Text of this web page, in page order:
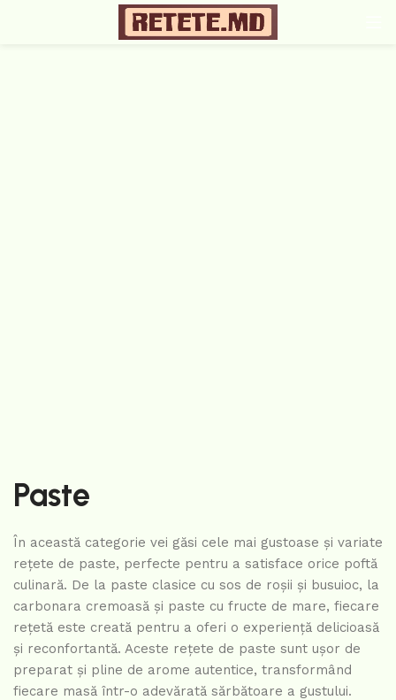
Paste
În această categorie vei găsi cele mai gustoase și variate
rețete de paste, perfecte pentru a satisface orice poftă
culinară. De la paste clasice cu sos de roșii și busuioc, la
carbonara cremoasă și paste cu fructe de mare, fiecare
rețetă este creată pentru a oferi o experiență delicioasă
și reconfortantă. Aceste rețete de paste sunt ușor de
preparat și pline de arome autentice, transformând
fiecare masă într-o adevărată sărbătoare a gustului.